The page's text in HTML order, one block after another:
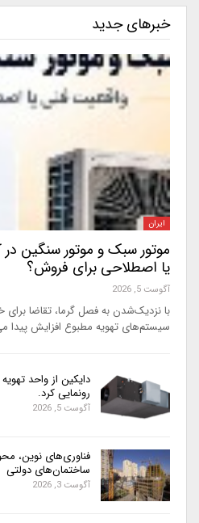
خبرهای جدید
ایران
موتور سبک و موتور سنگین در
یا اصطلاحی برای فروش؟
آگوست 5, 2026
با نزدیک‌شدن به فصل گرما، تقاضا برای
سیستم‌های تهویه مطبوع افزایش پیدا
رونمایی کرد.
آگوست 5, 2026
فناوری‌های نوین،
ساختمان‌های دولتی
آگوست 3, 2026